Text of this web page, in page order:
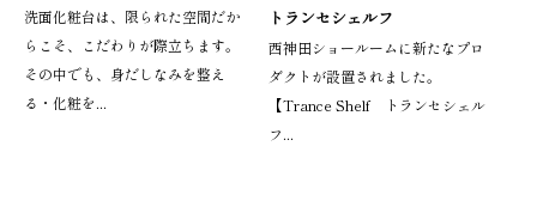
洗面化粧台は、限られた空間だか
らこそ、こだわりが際立ちます。
その中でも、身だしなみを整え
る・化粧を...
トランセシェルフ
西神田ショールームに新たなプロ
ダクトが設置されました。
【Trance Shelf トランセシェル
フ...